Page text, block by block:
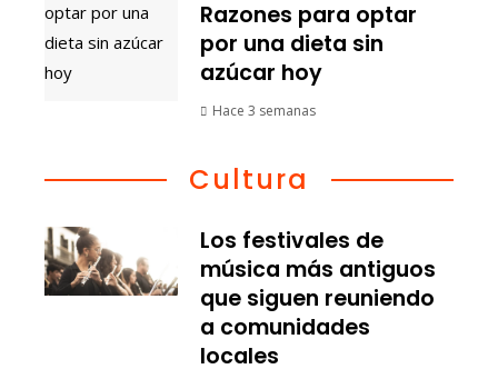
Razones para optar
por una dieta sin
azúcar hoy
Hace 3 semanas
Cultura
Los festivales de
música más antiguos
que siguen reuniendo
a comunidades
locales